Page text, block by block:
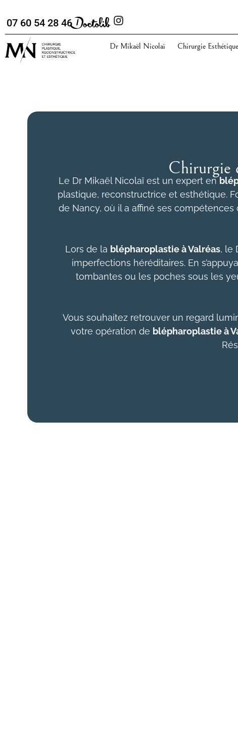
07 60 54 28 46
Dr Mikaël Nicolaï Chirurgie Esthétique
Chirurgie
Le Dr Mikaël Nicolaï est un expert en
plastique, reconstructrice et esthétique.
de Nancy, où il a affiné ses
Lors de la blépharoplastieà Valréas, le
imperfections héréditaires. En
tombantes ou les poches sous les
Vous souhaitez retrouver un regard
votre opération de blépharoplastie à